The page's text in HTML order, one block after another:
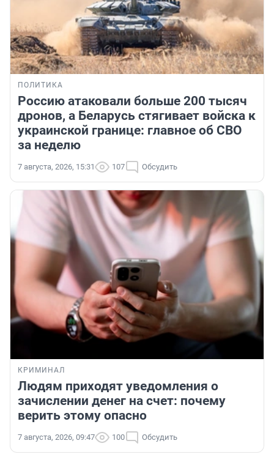
ПОЛИТИКА
Россию атаковали больше 200 тысяч
дронов, а Беларусь стягивает войска к
украинской границе: главное об СВО
за неделю
7 августа, 2026, 15:31 107 Обсудить
КРИМИНАЛ
Людям приходят уведомления о
зачислении денег на счет: почему
верить этому опасно
7 августа, 2026, 09:47 100 Обсудить